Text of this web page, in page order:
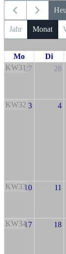
Jahr Monat
Mo Di
KW3127 28
KW32 3 4
KW3310 11
KW3417 18